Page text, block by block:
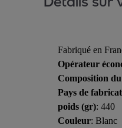
Fabriqué en
Opérateur
Composition
Pays de
poids (gr): 440
Couleur: Blanc